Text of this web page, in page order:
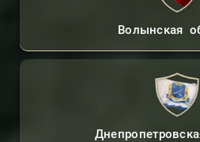
Волынская